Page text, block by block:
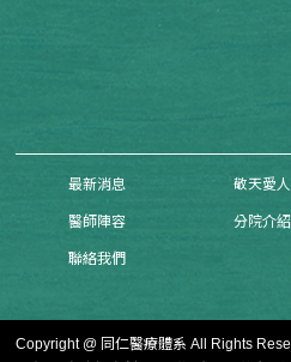
最新消息 敬天愛人
醫師陣容 分院介紹
聯絡我們
Copyright @ 同仁醫療體系 All Rights